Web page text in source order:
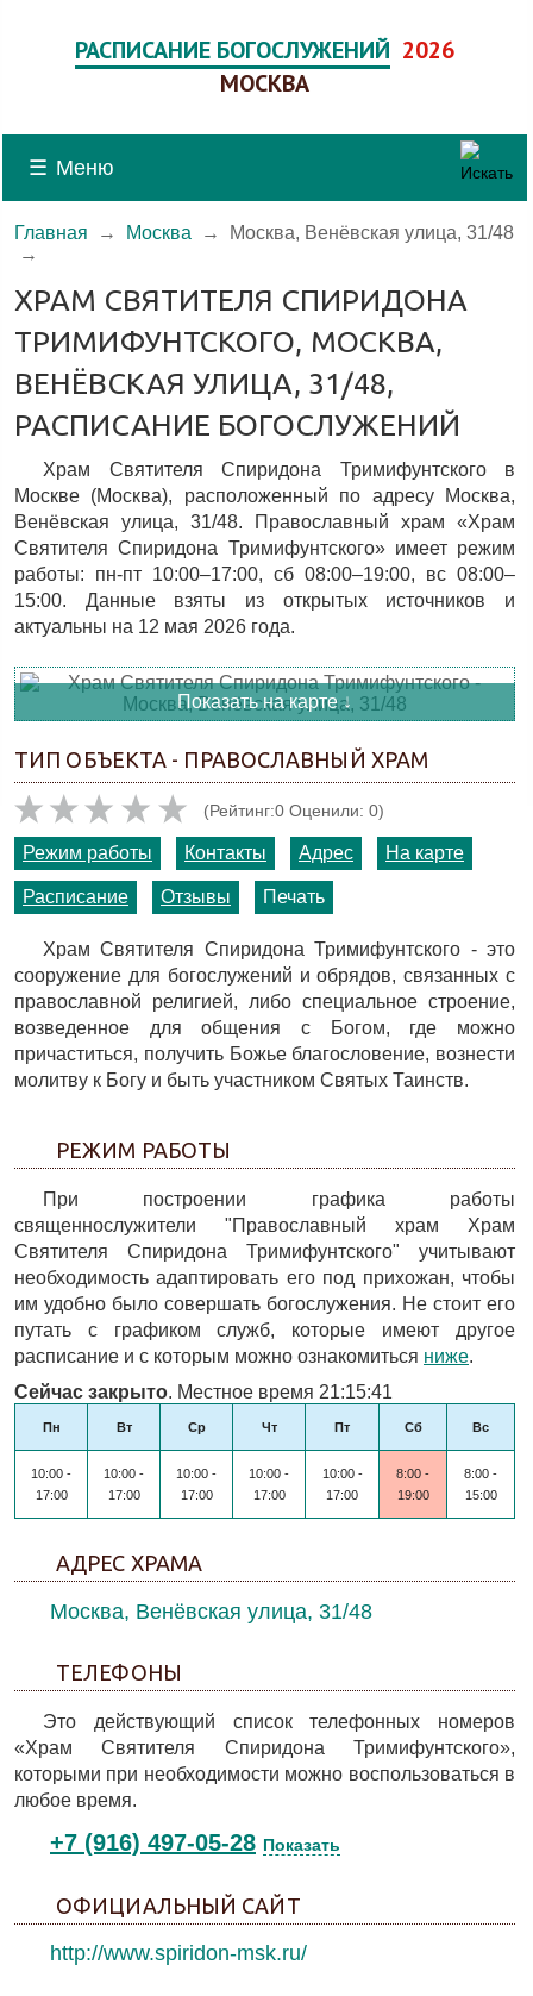
РАСПИСАНИЕ БОГОСЛУЖЕНИЙ 2026
МОСКВА
☰ Меню
Главная → Москва →
Москва, Венёвская улица, 31/48
→
ХРАМ СВЯТИТЕЛЯ СПИРИДОНА
ТРИМИФУНТСКОГО, МОСКВА,
ВЕНЁВСКАЯ УЛИЦА, 31/48,
РАСПИСАНИЕ БОГОСЛУЖЕНИЙ
Храм Святителя Спиридона Тримифунтского в
Москве (Москва), расположенный по адресу Москва,
Венёвская улица, 31/48. Православный храм «Храм
Святителя Спиридона Тримифунтского» имеет режим
работы: пн-пт 10:00–17:00, сб 08:00–19:00, вс 08:00–
15:00. Данные взяты из открытых источников и
актуальны на 12 мая 2026 года.
Показать на карте ↓
ТИП ОБЪЕКТА - ПРАВОСЛАВНЫЙ ХРАМ
(Рейтинг:0 Оценили: 0)
Режим работы Контакты Адрес На карте
Расписание Отзывы Печать
Храм Святителя Спиридона Тримифунтского - это
сооружение для богослужений и обрядов, связанных с
православной религией, либо специальное строение,
возведенное для общения с Богом, где можно
причаститься, получить Божье благословение, вознести
молитву к Богу и быть участником Святых Таинств.
РЕЖИМ РАБОТЫ
При построении графика работы
священнослужители "Православный храм Храм
Святителя Спиридона Тримифунтского" учитывают
необходимость адаптировать его под прихожан, чтобы
им удобно было совершать богослужения. Не стоит его
путать с графиком служб, которые имеют другое
расписание и с которым можно ознакомиться ниже.
Сейчас закрыто. Местное время 21:15:41
Пн Вт Ср Чт Пт Сб Вс
10:00 -
17:00
10:00 -
17:00
10:00 -
17:00
10:00 -
17:00
10:00 -
17:00
8:00 -
19:00
8:00 -
15:00
АДРЕС ХРАМА
Москва, Венёвская улица, 31/48
ТЕЛЕФОНЫ
Это действующий список телефонных номеров
«Храм Святителя Спиридона Тримифунтского»,
которыми при необходимости можно воспользоваться в
любое время.
+7 (916) 497-05-28 Показать
ОФИЦИАЛЬНЫЙ САЙТ
http://www.spiridon-msk.ru/